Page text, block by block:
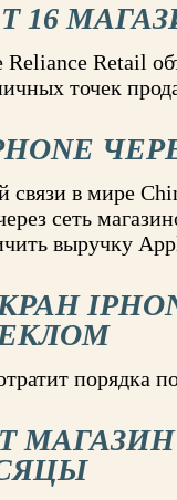
Retail
точек
в мире
сеть
выручку
порядка